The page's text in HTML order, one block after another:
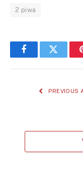
2 piwa
FacebookTwitter
PREVIOUS